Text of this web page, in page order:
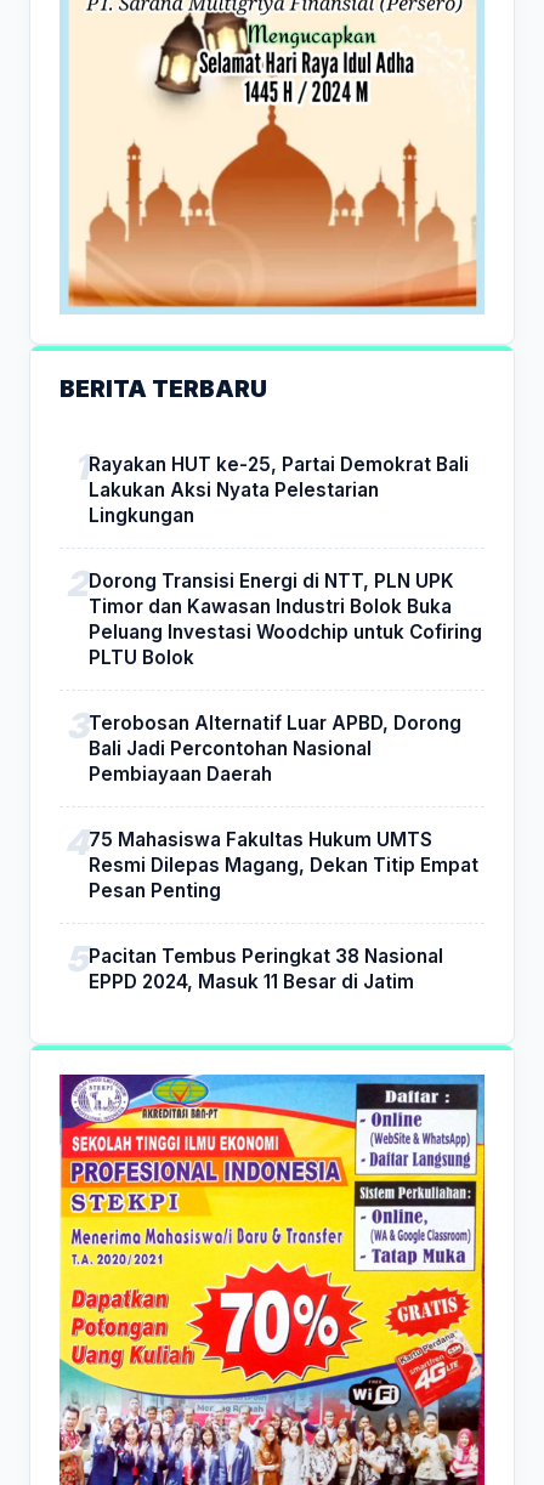
BERITA TERBARU
Rayakan HUT ke-25, Partai Demokrat Bali
Lakukan Aksi Nyata Pelestarian
Lingkungan
Dorong Transisi Energi di NTT, PLN UPK
Timor dan Kawasan Industri Bolok Buka
Peluang Investasi Woodchip untuk Cofiring
PLTU Bolok
Terobosan Alternatif Luar APBD, Dorong
Bali Jadi Percontohan Nasional
Pembiayaan Daerah
75 Mahasiswa Fakultas Hukum UMTS
Resmi Dilepas Magang, Dekan Titip Empat
Pesan Penting
Pacitan Tembus Peringkat 38 Nasional
EPPD 2024, Masuk 11 Besar di Jatim